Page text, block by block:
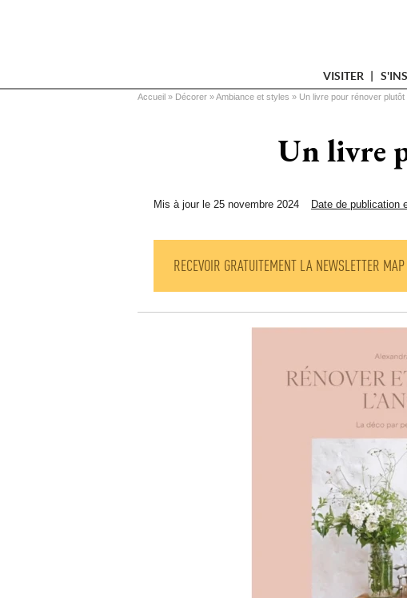
VISITER
Vous êtes ici
Accueil » Décorer » Ambiance et styles » Un livre pour rénover
Un livre
Mis à jour le 25 novembre 2024 Date de publication
RECEVOIR GRATUITEMENT LA NEWSLETTER MAP